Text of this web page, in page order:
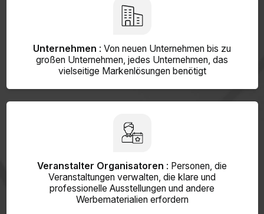
Unternehmen : Von neuen Unternehmen bis zu
großen Unternehmen, jedes Unternehmen, das
vielseitige Markenlösungen benötigt
Veranstalter Organisatoren : Personen, die
Veranstaltungen verwalten, die klare und
professionelle Ausstellungen und andere
Werbematerialien erfordern